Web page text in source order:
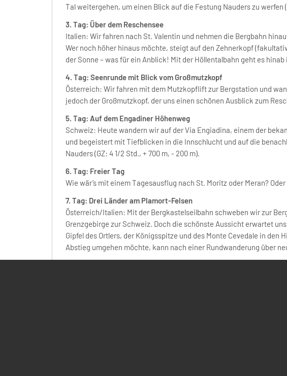
Tal weitergehen, um einen Blick auf die Festung Nauders zu werfen
3. Tag: Über dem Reschensee
Italien: Wir fahren nach St. Valentin und nehmen die Bergbahn
Wer noch höher hinaus möchte, steigt auf den Zehnerkopf
der Sonne – was für ein Anblick! Mit der Höllentalbahn geht es hinab
4. Tag: Seenrunde mit Blick vom Großmutzkopf
Österreich: Wir fahren mit dem Mutzkopflift zur Bergstation und
jedoch der Großmutzkopf, der uns einen schönen Ausblick zum
5. Tag: Auf dem Engadiner Höhenweg
Schweiz: Heute wandern wir auf der Via Engiadina, einem der
und begeistert mit Tiefblicken in die Innschlucht und auf die
Nauders (GZ: 4 1/2 Std., + 700 m, - 200 m).
6. Tag: Freier Tag
Wie wär’s mit einem Tagesausflug nach St. Moritz oder Meran?
7. Tag: Drei Länder am Plamort-Felsen
Österreich/Italien: Mit der Bergkastelseilbahn schweben wir zur
Grenzgebirge zur Schweiz. Doch die schönste Aussicht erwartet
Gipfel des Ortlers, der Königsspitze und des Monte Cevedale in den
Abstieg umgehen möchte, kann nach einer Rundwanderung über